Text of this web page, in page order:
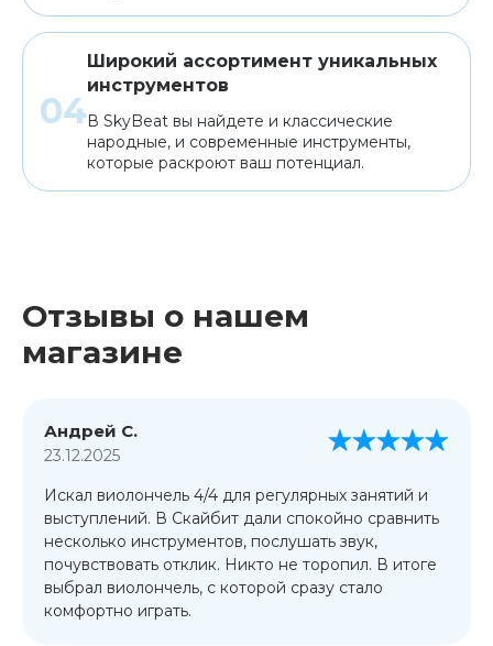
Широкий ассортимент уникальных
инструментов
В SkyBeat вы найдете и классические
народные, и современные инструменты,
которые раскроют ваш потенциал.
Отзывы о нашем
магазине
Андрей С.
23.12.2025
Искал виолончель 4/4 для регулярных занятий и
выступлений. В Скайбит дали спокойно сравнить
несколько инструментов, послушать звук,
почувствовать отклик. Никто не торопил. В итоге
выбрал виолончель, с которой сразу стало
комфортно играть.